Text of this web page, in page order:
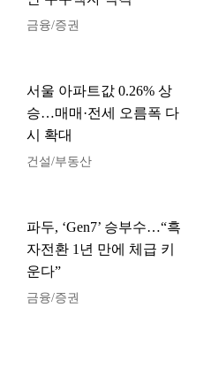
금융/증권
서울 아파트값 0.26% 상
승…매매·전세 오름폭 다
시 확대
건설/부동산
파두, ‘Gen7’ 승부수…“흑
자전환 1년 만에 체급 키
운다”
금융/증권